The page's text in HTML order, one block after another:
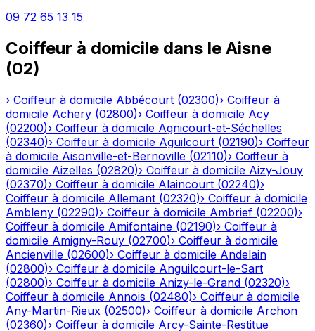
09 72 65 13 15
Coiffeur à domicile dans le Aisne
(02)
› Coiffeur à domicile Abbécourt (02300)› Coiffeur à
domicile Achery (02800)› Coiffeur à domicile Acy
(02200)› Coiffeur à domicile Agnicourt-et-Séchelles
(02340)› Coiffeur à domicile Aguilcourt (02190)› Coiffeur
à domicile Aisonville-et-Bernoville (02110)› Coiffeur à
domicile Aizelles (02820)› Coiffeur à domicile Aizy-Jouy
(02370)› Coiffeur à domicile Alaincourt (02240)›
Coiffeur à domicile Allemant (02320)› Coiffeur à domicile
Ambleny (02290)› Coiffeur à domicile Ambrief (02200)›
Coiffeur à domicile Amifontaine (02190)› Coiffeur à
domicile Amigny-Rouy (02700)› Coiffeur à domicile
Ancienville (02600)› Coiffeur à domicile Andelain
(02800)› Coiffeur à domicile Anguilcourt-le-Sart
(02800)› Coiffeur à domicile Anizy-le-Grand (02320)›
Coiffeur à domicile Annois (02480)› Coiffeur à domicile
Any-Martin-Rieux (02500)› Coiffeur à domicile Archon
(02360)› Coiffeur à domicile Arcy-Sainte-Restitue